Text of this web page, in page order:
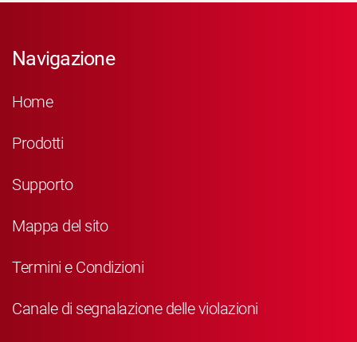
Navigazione
Home
Prodotti
Supporto
Mappa del sito
Termini e Condizioni
Canale di segnalazione delle violazioni